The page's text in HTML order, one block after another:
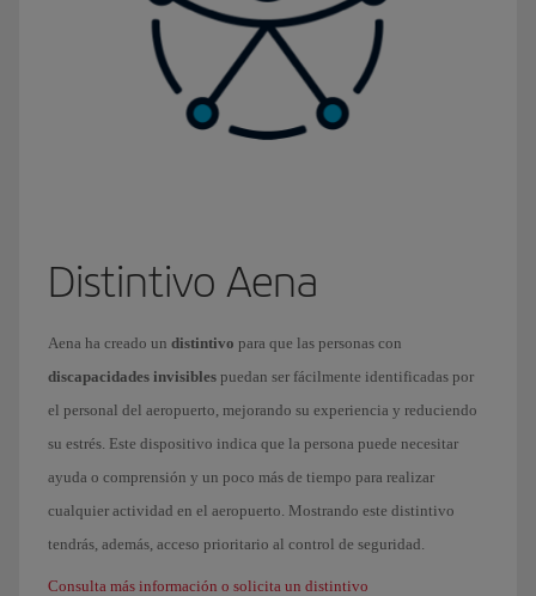
Distintivo Aena
Aena ha creado un distintivo para que las personas con
discapacidades invisibles puedan ser fácilmente identificadas por
el personal del aeropuerto, mejorando su experiencia y reduciendo
su estrés. Este dispositivo indica que la persona puede necesitar
ayuda o comprensión y un poco más de tiempo para realizar
cualquier actividad en el aeropuerto. Mostrando este distintivo
tendrás, además, acceso prioritario al control de seguridad.
Consulta más información o solicita un distintivo